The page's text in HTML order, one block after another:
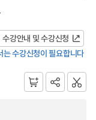
수강안내 및 수강신청
수강신청이 필요합니다